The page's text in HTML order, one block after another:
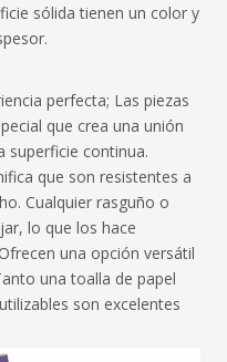
sólida tienen un color y
perfecta; Las piezas
que crea una unión
superficie continua.
que son resistentes a
Cualquier rasguño o
lo que los hace
una opción versátil
una toalla de papel
son excelentes